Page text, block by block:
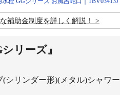
補助金制度を詳しく解説！
リーズ』
シリンダー形)(メタル)シャワー